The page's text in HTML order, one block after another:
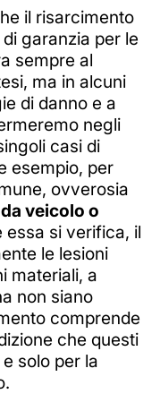
il risarcimento
garanzia per le
sempre al
ma in alcuni
di danno e a
negli
casi di
esempio, per
ovverosia
veicolo o
essa si verifica, il
le lesioni
materiali, a
non siano
comprende
che questi
solo per la